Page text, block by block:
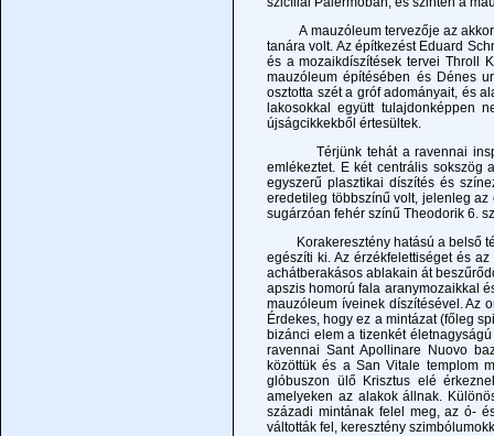
A mauzóleum tervezője az akkor
tanára volt. Az építkezést Eduard
és a mozaikdíszítések tervei Throll
mauzóleum építésében és Dénes
osztotta szét a gróf adományait, és
lakosokkal együtt tulajdonképpen
újságcikkekből értesültek.
Térjünk tehát a ravennai
emlékeztet. E két centrális sokszög
egyszerű plasztikai díszítés és
eredetileg többszínű volt, jelenleg
sugárzóan fehér színű Theodorik 6.
Korakeresztény hatású a belső tér
egészíti ki. Az érzékfelettiséget és
achátberakásos ablakain át
apszis homorú fala aranymozaikkal
mauzóleum íveinek díszítésével. Az
Érdekes, hogy ez a mintázat (főleg
bizánci elem a tizenkét
ravennai Sant Apollinare Nuovo
közöttük és a San Vitale templom
glóbuszon ülő Krisztus elé
amelyeken az alakok állnak.
századi mintának felel meg, az ó-
váltották fel, keresztény